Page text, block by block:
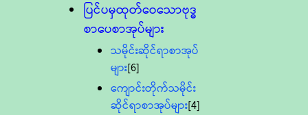
ပြင်ပမှထုတ်ဝေသောဗုဒ္ဓ
စာပေစာအုပ်များ
သမိုင်းဆိုင်ရာစာအုပ်
များ[6]
ကျောင်းတိုက်သမိုင်း
ဆိုင်ရာစာအုပ်များ[4]